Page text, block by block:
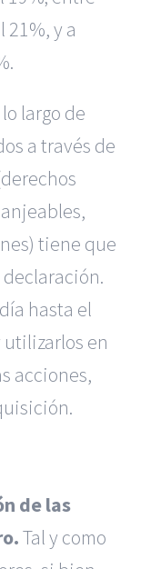
21%, y a
largo de
a través de
tiene que
hasta el
utilizarlos en
acciones,
de las
Tal y como